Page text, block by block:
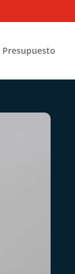
Presupuesto